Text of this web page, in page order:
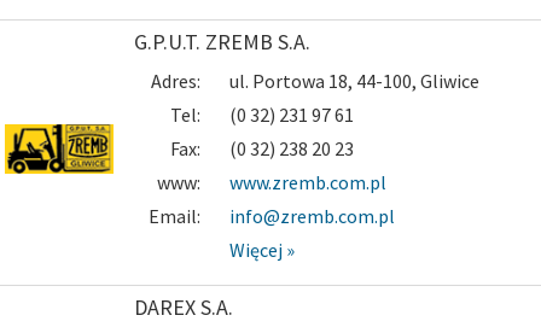
G.P.U.T. ZREMB S.A.
Adres:
ul. Portowa 18, 44-100, Gliwice
Tel:
(0 32) 231 97 61
Fax:
(0 32) 238 20 23
www:
www.zremb.com.pl
Email:
info@zremb.com.pl
Więcej »
DAREX S.A.